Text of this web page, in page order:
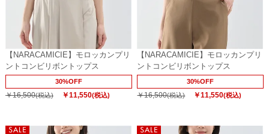
【NARACAMICIE】モロッカンプリ
ントコンビリボントップス
30%OFF
￥16,500(税込) ￥11,550(税込)
【NARACAMICIE】モロッカンプリ
ントコンビリボントップス
30%OFF
￥16,500(税込) ￥11,550(税込)